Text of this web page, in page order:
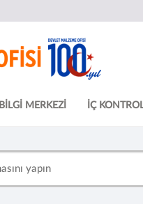
BİLGİ MERKEZİ İÇ